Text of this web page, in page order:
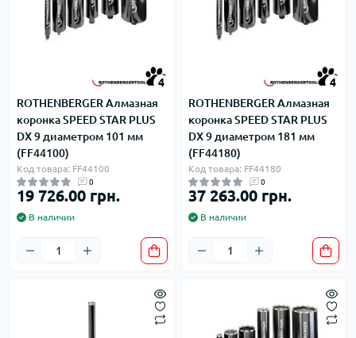
4
ROTHENBERGER Алмазная
коронка SPEED STAR PLUS
DX 9 диаметром 101 мм
(FF44100)
Код товара: FF44100
0
19 726.00 грн.
В наличии
4
ROTHENBERGER Алмазная
коронка SPEED STAR PLUS
DX 9 диаметром 181 мм
(FF44180)
Код товара: FF44180
0
37 263.00 грн.
В наличии